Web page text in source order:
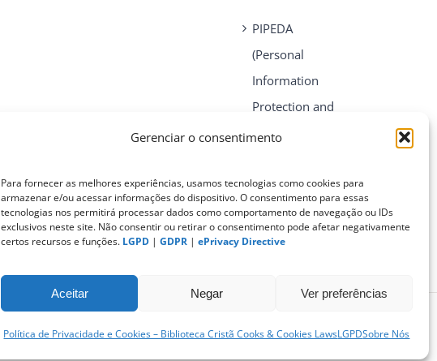
Gerenciar o consentimento
Para fornecer as melhores experiências, usamos tecnologias como cookies para
armazenar e/ou acessar informações do dispositivo. O consentimento para essas
tecnologias nos permitirá processar dados como comportamento de navegação ou IDs
exclusivos neste site. Não consentir ou retirar o consentimento pode afetar negativamente
certos recursos e funções. LGPD | GDPR | ePrivacy Directive
Aceitar Negar Ver preferências
Política de Privacidade e Cookies – Biblioteca Cristã Cooks & Cookies LawsLGPDSobre Nós
PIPEDA
(Personal
Information
Protection and
Electronic
CONTATO